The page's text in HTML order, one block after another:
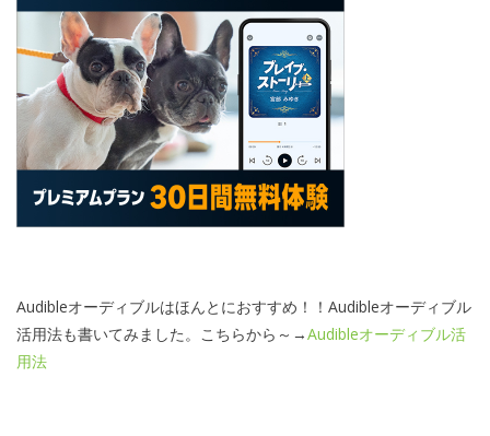
Audibleオーディブルはほんとにおすすめ！！Audibleオーディブル
活用法も書いてみました。こちらから～→Audibleオーディブル活
用法